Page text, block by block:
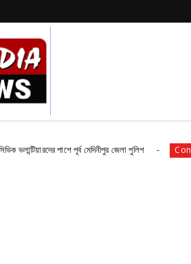
পূর্ব মেদিনীপুর জেলা পুলিশ Contact